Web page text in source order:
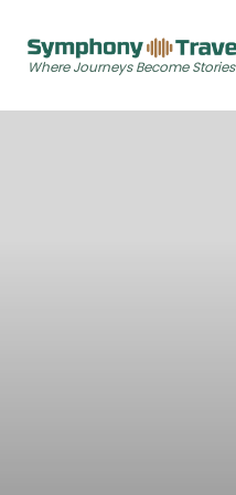
Where Journeys Become Stories